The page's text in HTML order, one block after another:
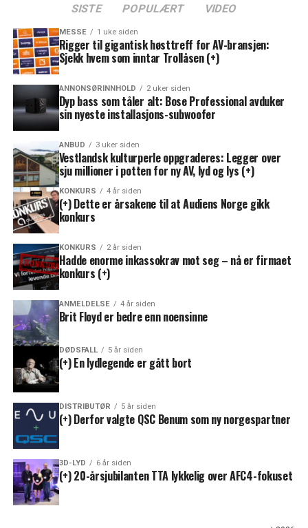
SISTE POPULÆRT VIDEO
MESSE 1 uke siden
Rigger til gigantisk høsttreff for AV-bransjen:
Sjekk hvem som inntar Trollåsen (+)
ANNONSØRINNHOLD 2 uker siden
Dyp bass som tåler alt: Bose Professional avduker
sin nyeste installasjons-subwoofer
ANBUD 3 uker siden
Vestlandsk kulturperle oppgraderes: Legger over
sju millioner i potten for ny AV, lyd og lys (+)
KONKURS 4 år siden
(+) Dette er årsakene til at Audiens Norge gikk
konkurs
KONKURS 2 år siden
Hadde enorme inkassokrav mot seg – nå er firmaet
konkurs (+)
ANMELDELSE 4 år siden
Brit Floyd er bedre enn noensinne
DØDSFALL 5 år siden
(+) En lydlegende er gått bort
DISTRIBUTØR 5 år siden
(+) Derfor valgte QSC Benum som ny norgespartner
3D-LYD 6 år siden
(+) 20-årsjubilanten TTA lykkelig over AFC4-fokuset